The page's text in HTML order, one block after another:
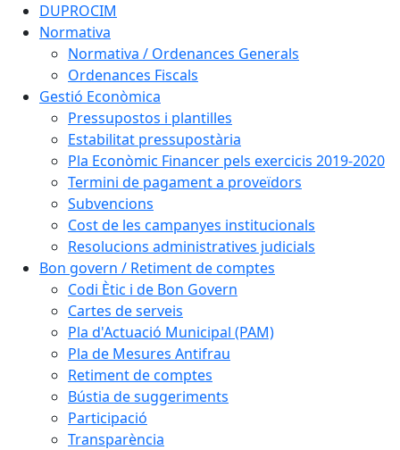
DUPROCIM
Normativa
Normativa / Ordenances Generals
Ordenances Fiscals
Gestió Econòmica
Pressupostos i plantilles
Estabilitat pressupostària
Pla Econòmic Financer pels exercicis 2019-2020
Termini de pagament a proveïdors
Subvencions
Cost de les campanyes institucionals
Resolucions administratives judicials
Bon govern / Retiment de comptes
Codi Ètic i de Bon Govern
Cartes de serveis
Pla d'Actuació Municipal (PAM)
Pla de Mesures Antifrau
Retiment de comptes
Bústia de suggeriments
Participació
Transparència